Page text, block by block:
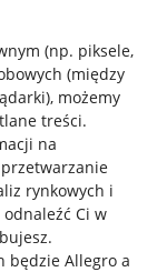
(np. piksele,
(między
, możemy
treści.
na
rynkowych i
Ci w
będzie Allegro a